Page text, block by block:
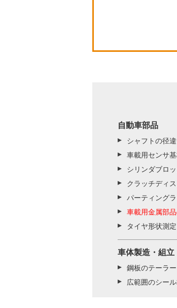
自動車部品
シャフトの径
車載用センサ
シリンダブロ
クラッチディ
パーティング
車載用金属部
タイヤ形状測
車体製造・組立
鋼板のテーラ
広範囲のシー